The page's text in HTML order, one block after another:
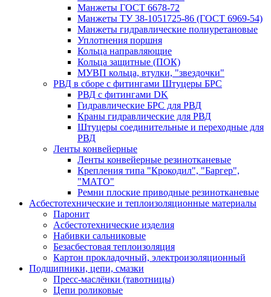
Манжеты ГОСТ 6678-72
Манжеты ТУ 38-1051725-86 (ГОСТ 6969-54)
Манжеты гидравлические полиуретановые
Уплотнения поршня
Кольца направляющие
Кольца защитные (ПОК)
МУВП кольца, втулки, "звездочки"
РВД в сборе с фитингами Штуцеры БРС
РВД с фитингами DK
Гидравлические БРС для РВД
Краны гидравлические для РВД
Штуцеры соединительные и переходные для
РВД
Ленты конвейерные
Ленты конвейерные резинотканевые
Крепления типа "Крокодил", "Баргер",
"МАТО"
Ремни плоские приводные резинотканевые
Асбестотехнические и теплоизоляционные материалы
Паронит
Асбестотехнические изделия
Набивки сальниковые
Безасбестовая теплоизоляция
Картон прокладочный, электроизоляционный
Подшипники, цепи, смазки
Пресс-маслёнки (тавотницы)
Цепи роликовые